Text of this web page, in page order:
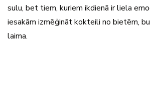
sulu, bet tiem, kuriem ikdienā ir liela
iesakām izmēģināt kokteili no bietēm,
laima.